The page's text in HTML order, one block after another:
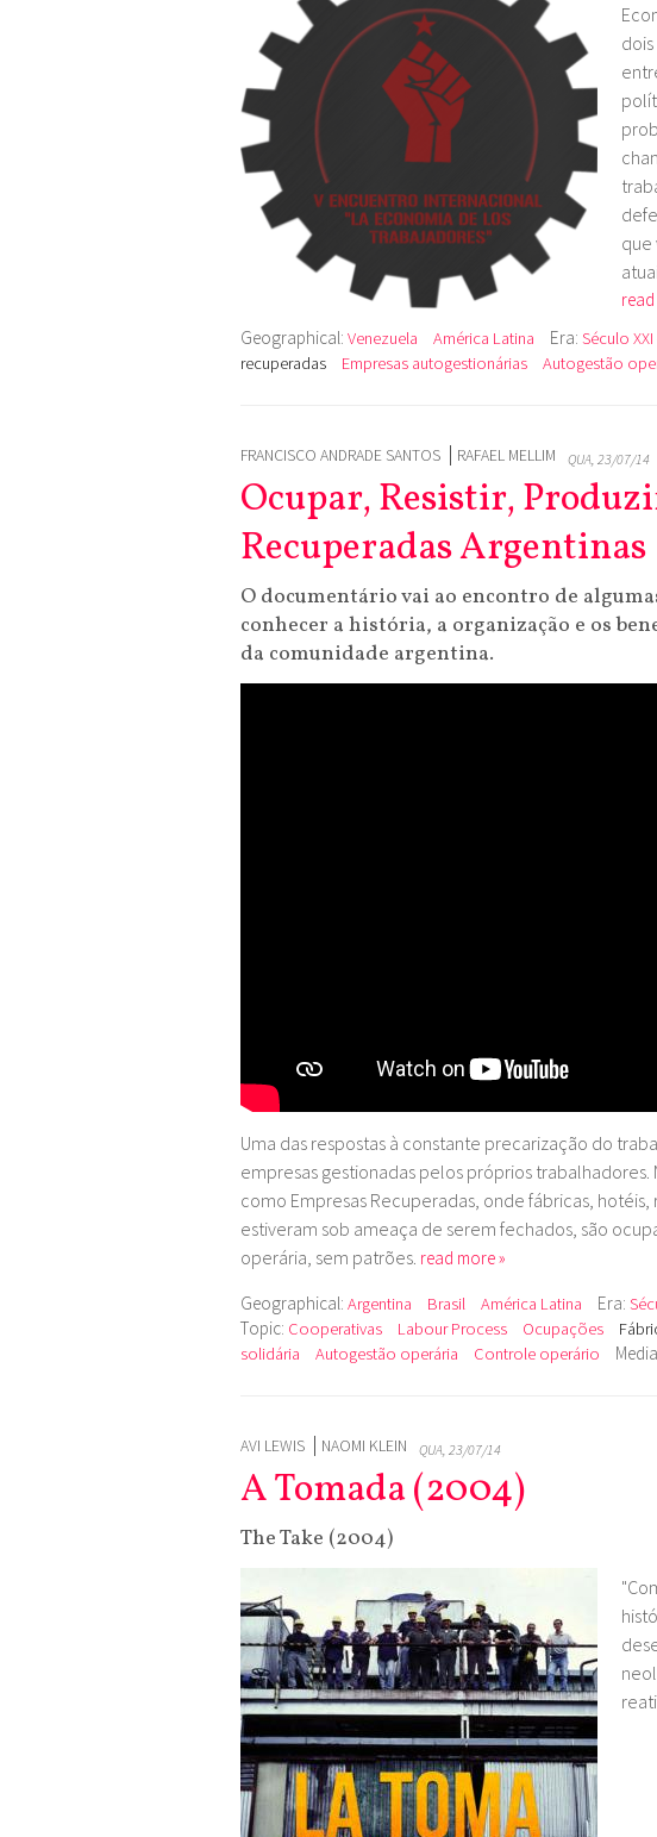
que
Geographical: Venezuela América Latina Era: Século
recuperadas
Empresas autogestionárias Autogestão
FRANCISCO ANDRADE SANTOS RAFAEL MELLIM QUA, 23/07/14
Ocupar, Resistir,
Recuperadas Argentinas
O documentário vai ao encontro de
conhecer a história, a organização e os
da comunidade argentina.
Uma das respostas à constante precarização do
empresas gestionadas pelos próprios
como Empresas Recuperadas, onde fábricas,
estiveram sob ameaça de serem fechados, são
operária, sem patrões. read more »
Geographical: Argentina Brasil América Latina Era:
Topic: Cooperativas Labour Process Ocupações
solidária
Autogestão operária Controle operário
AVI LEWIS NAOMI KLEIN QUA, 23/07/14
A Tomada (2004)
The Take (2004)